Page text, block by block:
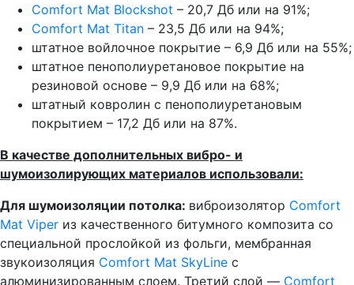
Comfort Mat Blockshot – 20,7 Дб или на 91%;
Comfort Mat Titan – 23,5 Дб или на 94%;
штатное войлочное покрытие – 6,9 Дб или на 55%;
штатное пенополиуретановое покрытие на
резиновой основе – 9,9 Дб или на 68%;
штатный ковролин с пенополиуретановым
покрытием – 17,2 Дб или на 87%.
В качестве дополнительных вибро- и
шумоизолирующих материалов использовали:
Для шумоизоляции потолка: виброизолятор Comfort
Mat Viper из качественного битумного композита со
специальной прослойкой из фольги, мембранная
звукоизоляция Comfort Mat SkyLine с
алюминизированным слоем. Третий слой — Comfort